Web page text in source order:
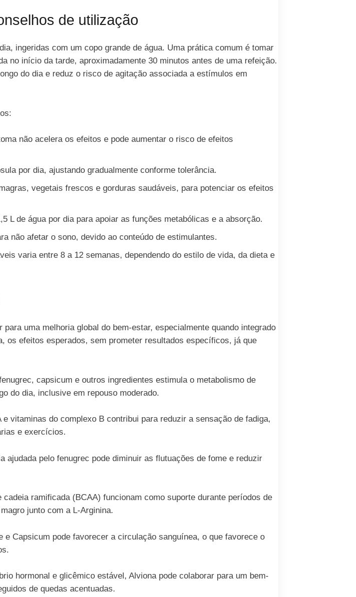
de utilização
ingeridas com um copo grande de água. Uma prática comum é tomar
no início da tarde, aproximadamente 30 minutos antes de uma refeição.
do dia e reduz o risco de agitação associada a estímulos em
não acelera os efeitos e pode aumentar o risco de efeitos
por dia, ajustando gradualmente conforme tolerância.
vegetais frescos e gorduras saudáveis, para potenciar os efeitos
L de água por dia para apoiar as funções metabólicas e a absorção.
não afetar o sono, devido ao conteúdo de estimulantes.
varia entre 8 a 12 semanas, dependendo do estilo de vida, da dieta e
uma melhoria global do bem-estar, especialmente quando integrado
os efeitos esperados, sem prometer resultados específicos, já que
capsicum e outros ingredientes estimula o metabolismo de
do dia, inclusive em repouso moderado.
vitaminas do complexo B contribui para reduzir a sensação de fadiga,
e exercícios.
ajudada pelo fenugrec pode diminuir as flutuações de fome e reduzir
cadeia ramificada (BCAA) funcionam como suporte durante períodos de
junto com a L-Arginina.
e Capsicum pode favorecer a circulação sanguínea, o que favorece o
hormonal e glicêmico estável, Alviona pode colaborar para um bem-
de quedas acentuadas.